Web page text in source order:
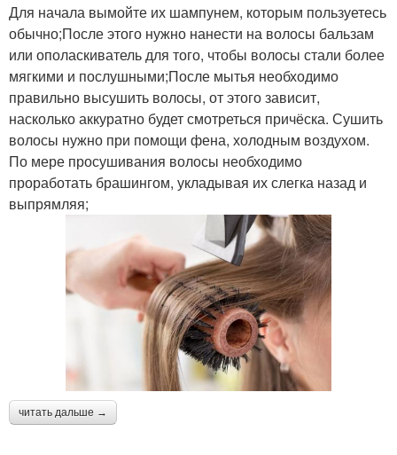
Для начала вымойте их шампунем, которым пользуетесь
обычно;После этого нужно нанести на волосы бальзам
или ополаскиватель для того, чтобы волосы стали более
мягкими и послушными;После мытья необходимо
правильно высушить волосы, от этого зависит,
насколько аккуратно будет смотреться причёска. Сушить
волосы нужно при помощи фена, холодным воздухом.
По мере просушивания волосы необходимо
проработать брашингом, укладывая их слегка назад и
выпрямляя;
читать дальше →